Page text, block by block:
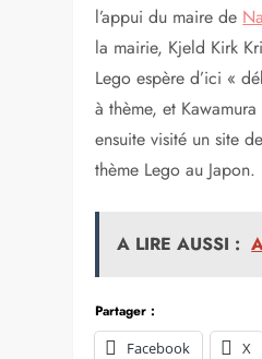
l’appui du maire de
la mairie, Kjeld Kirk
Lego espère d’ici «
à thème, et
ensuite visité un site
thème Lego au Japon.
A LIRE AUSSI :
Partager :
Facebook
X